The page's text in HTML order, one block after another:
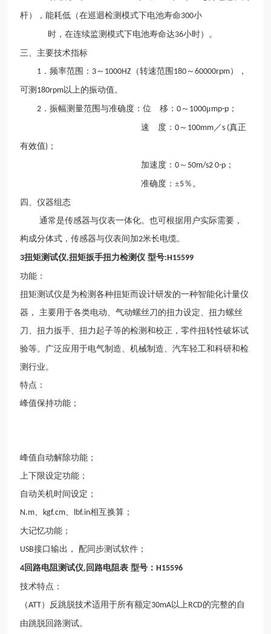
杆），能耗低（在巡迴检测模式下电池寿命300小
时，在连续监测模式下电池寿命达36小时）。
三、主要技术指标
1 ．频率范围： 3 ～ 1000HZ （转速范围 180 ～60000rpm），
可测 180rpm以上的振动值。
2 ．振幅测量范围与准确度：位 移：0 ～ 1000μmp-p ；
速 度：0 ～ 100mm ／s (真正
有效值) ；
加速度：0 ～ 50m/s2 0-p ；
准确度：±5％。
四、仪器组态
通常是传感器与仪表一体化。也可根据用户实际需要，
构成分体式，传感器与仪表间加2米长电缆。
3扭矩测试仪,扭矩扳手扭力检测仪 型号:H15599
功能：
扭矩测试仪是为检测各种扭矩而设计研发的一种智能化计量仪
器，
主要用于各类电动、气动螺丝刀的扭力设定、扭力螺丝
刀、扭力扳手、扭力起子等的检测和校正，零件扭转性破坏试
验等。广泛应用于电气制造、机械制造、汽车轻工和科研和检
测行业。
特点：
峰值保持功能；
峰值自动解除功能；
上下限设定功能；
自动关机时间设定；
N.m kgf.cm lbf.in相互换算；
大记忆功能；
USB接口输出， 配同步测试软件；
4 回路电阻测试仪, 回路电阻表 型号：H15596
技术特点：
（ATT）反跳脱技术适用于所有额定30mA以上 RCD的完整的自
由跳脱回路测试。